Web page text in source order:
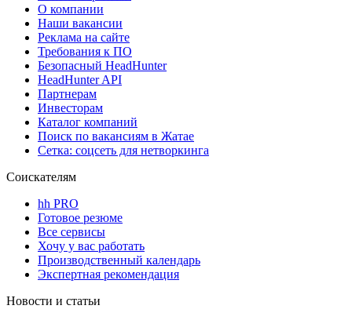
О компании
Наши вакансии
Реклама на сайте
Требования к ПО
Безопасный HeadHunter
HeadHunter API
Партнерам
Инвесторам
Каталог компаний
Поиск по вакансиям в Жатае
Сетка: соцсеть для нетворкинга
Соискателям
hh PRO
Готовое резюме
Все сервисы
Хочу у вас работать
Производственный календарь
Экспертная рекомендация
Новости и статьи